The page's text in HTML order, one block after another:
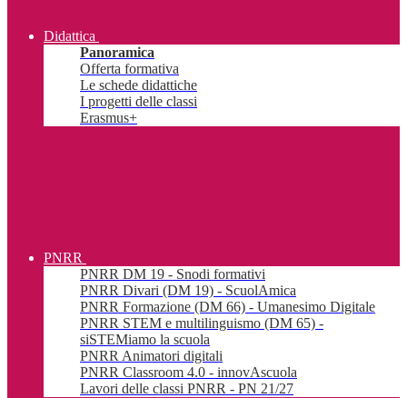
Didattica
Panoramica
Offerta formativa
Le schede didattiche
I progetti delle classi
Erasmus+
PNRR
PNRR DM 19 - Snodi formativi
PNRR Divari (DM 19) - ScuolAmica
PNRR Formazione (DM 66) - Umanesimo Digitale
PNRR STEM e multilinguismo (DM 65) -
siSTEMiamo la scuola
PNRR Animatori digitali
PNRR Classroom 4.0 - innovAscuola
Lavori delle classi PNRR - PN 21/27